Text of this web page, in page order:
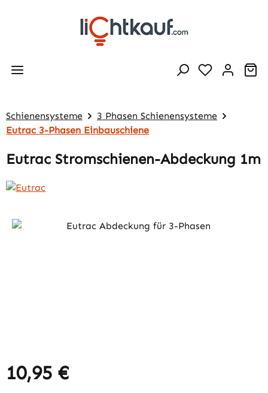
Zum Hauptinhalt springen
Schienensysteme
3 Phasen Schienensysteme
Eutrac 3-Phasen Einbauschiene
Eutrac Stromschienen-Abdeckung 1m
Bildergalerie überspringen
Regulärer Preis:
10,95 €